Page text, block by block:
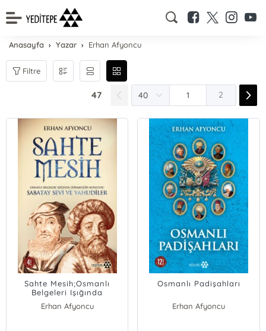
Anasayfa Yazar Erhan Afyoncu
Filtre
47 2
Sahte Mesih;Osmanlı
Belgeleri Işığında
Dönmeliğin Kurucusu
Sabatay Sevi ve Yahudiler
Erhan Afyoncu
Osmanlı Padişahları
Erhan Afyoncu